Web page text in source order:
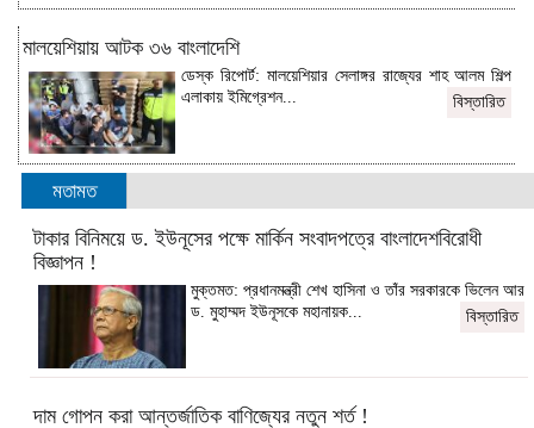
মালয়েশিয়ায় আটক ৩৬ বাংলাদেশি
ডেস্ক রিপোর্ট: মালয়েশিয়ার সেলাঙ্গর রাজ্যের শাহ আলম শিল্প
এলাকায় ইমিগ্রেশন...
বিস্তারিত
মতামত
টাকার বিনিময়ে ড. ইউনূসের পক্ষে মার্কিন সংবাদপত্রে বাংলাদেশবিরোধী
বিজ্ঞাপন !
মুক্তমত: প্রধানমন্ত্রী শেখ হাসিনা ও তাঁর সরকারকে ভিলেন আর
ড. মুহাম্মদ ইউনূসকে মহানায়ক...
বিস্তারিত
দাম গোপন করা আন্তর্জাতিক বাণিজ্যের নতুন শর্ত !